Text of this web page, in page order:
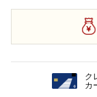
ク
カ